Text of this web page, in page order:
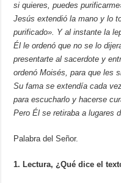
si quieres, puedes
Jesús extendió la mano y lo
purificado». Y al instante la
Él le ordenó que no se lo
presentarte al sacerdote y
ordenó Moisés, para que les
Su fama se extendía cada
para escucharlo y hacerse
Pero Él se retiraba a lugares
Palabra del Señor.
1. Lectura, ¿Qué dice el